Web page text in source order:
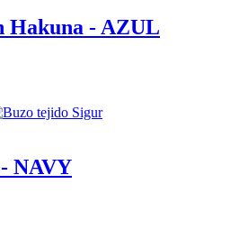
Hakuna - AZUL
NAVY